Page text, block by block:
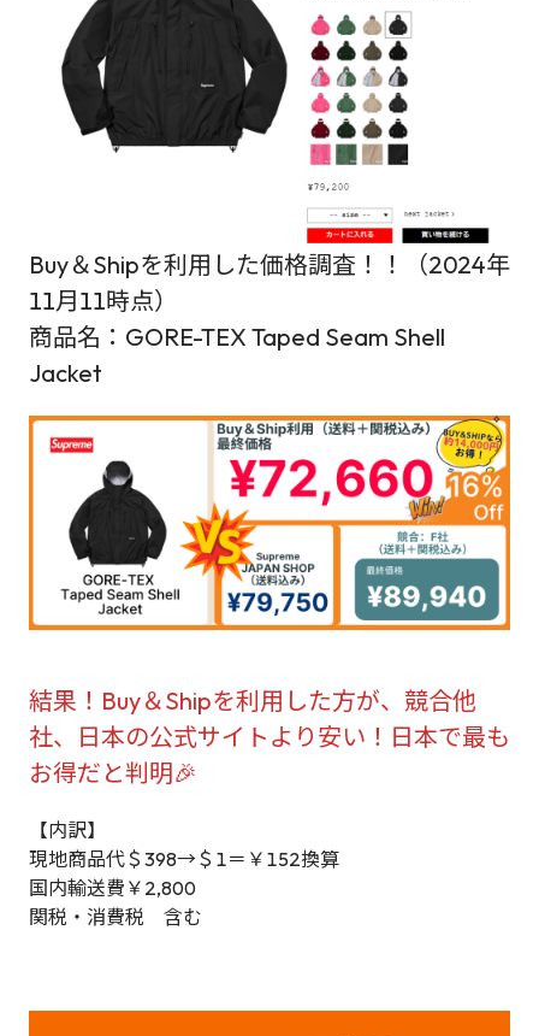
Buy＆Shipを利用した価格調査！！（2024年
11月11時点）
商品名：GORE-TEX Taped Seam Shell
Jacket
結果！Buy＆Shipを利用した方が、競合他
社、日本の公式サイトより安い！日本で最も
お得だと判明🎉
【内訳】
現地商品代＄398→＄1＝￥152換算
国内輸送費￥2,800
関税・消費税 含む